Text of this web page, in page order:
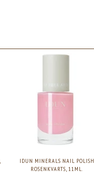
IDUN MINERALS NAIL POLISH
ROSENKVARTS, 11ML.